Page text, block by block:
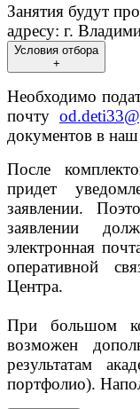
Занятия будут
адресу: г.
Условия отбора
+
Необходимо
почту
документов в
После
придет
заявлении.
заявлении
электронная
оперативной
Центра.
При большом
возможен
результатам
портфолио).